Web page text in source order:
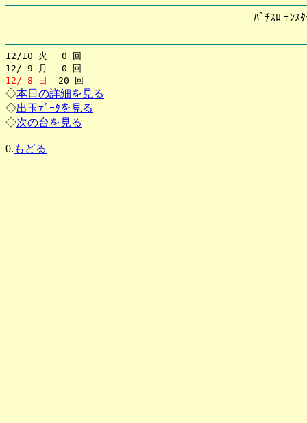
ﾊﾟﾁｽﾛ ﾓﾝｽ
12/10 火 0 回
12/ 9 月 0 回
12/ 8 日
20 回
◇本日の詳細を見る
◇出玉ﾃﾞｰﾀを見る
◇次の台を見る
0. もどる